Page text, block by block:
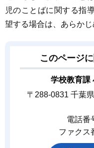
児のことばに関する指
望する場合は、あらかじ
このページ
学校教育課
〒288-0831 千葉
電話番
ファクス